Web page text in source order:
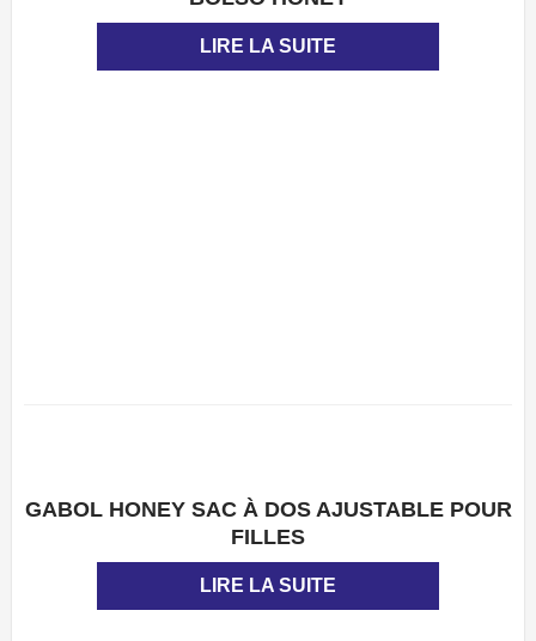
LIRE LA SUITE
APERÇU
GABOL HONEY SAC À DOS AJUSTABLE POUR
FILLES
LIRE LA SUITE